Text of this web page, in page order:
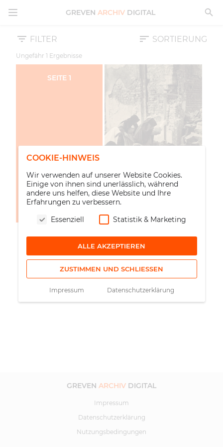
MENÜ ÖFFNEN GREVEN ARCHIVDIGITAL
FILTER SORTIERUNG
Ungefähr 1 Ergebnisse
SEITE1
GREVEN ARCHIV DIGITAL
Impressum
Datenschutzerklärung
Nutzungsbedingungen
COOKIE-HINWEIS
Wir verwenden auf unserer Website Cookies.
Einige von ihnen sind unerlässlich, während
andere uns helfen, diese Website und Ihre
Erfahrungen zu verbessern.
Essenziell
Statistik & Marketing
ALLE AKZEPTIEREN
ZUSTIMMEN UND SCHLIESSEN
Impressum Datenschutzerklärung